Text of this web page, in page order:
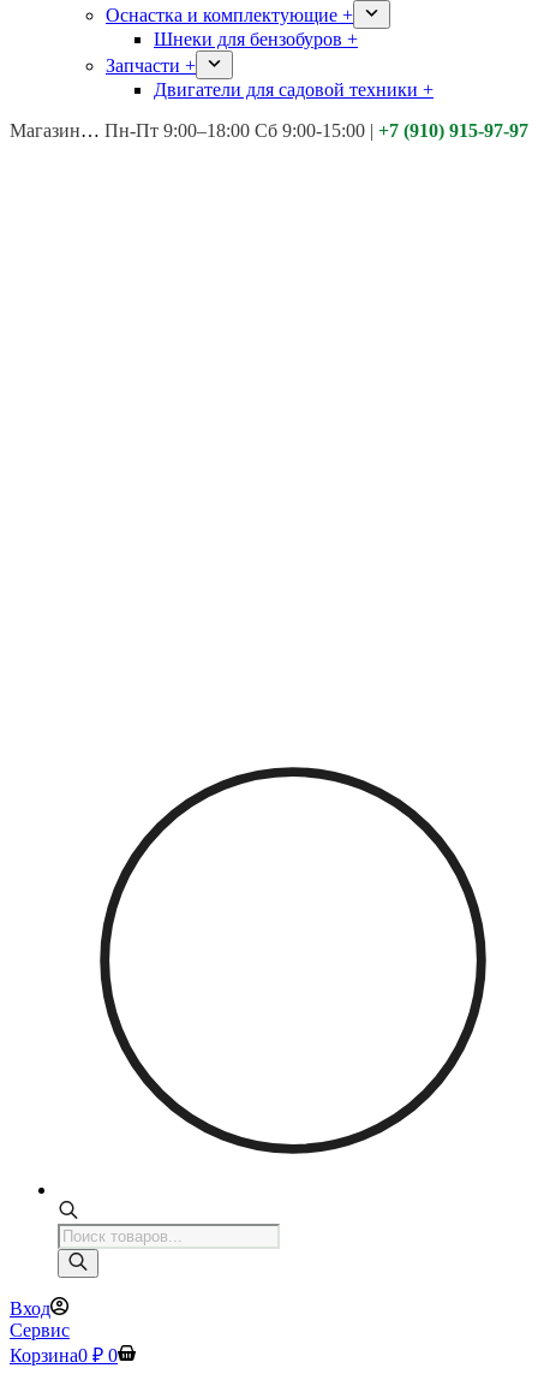
Оснастка и комплектующие +
Шнеки для бензобуров +
Запчасти +
Двигатели для садовой техники +
Магазины: Калуга ул. Московская д.113
Пн-Пт 9:00–18:00 Сб 9:00-15:00 | +7 (910) 915-97-97
Поиск
товаров
Вход
Сервис
Корзина0 ₽ 0